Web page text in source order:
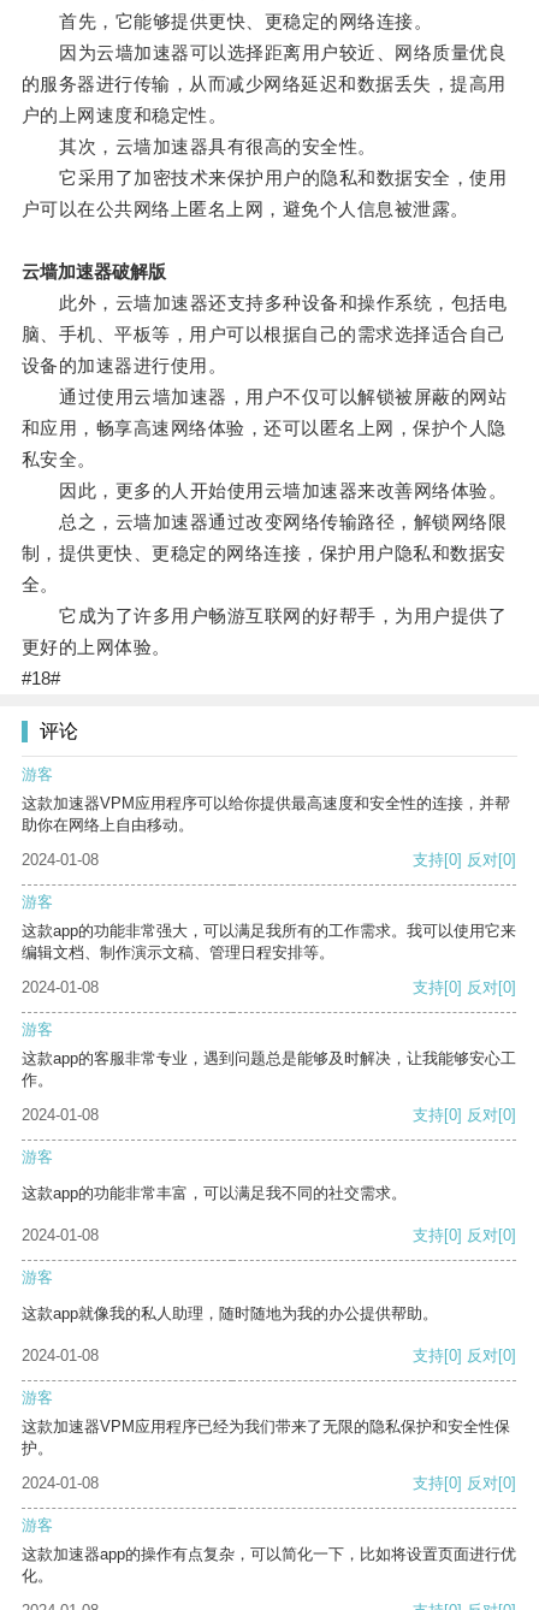
首先，它能够提供更快、更稳定的网络连接。
因为云墙加速器可以选择距离用户较近、网络质量优良
的服务器进行传输，从而减少网络延迟和数据丢失，提高用
户的上网速度和稳定性。
其次，云墙加速器具有很高的安全性。
它采用了加密技术来保护用户的隐私和数据安全，使用
户可以在公共网络上匿名上网，避免个人信息被泄露。
云墙加速器破解版
此外，云墙加速器还支持多种设备和操作系统，包括电
脑、手机、平板等，用户可以根据自己的需求选择适合自己
设备的加速器进行使用。
通过使用云墙加速器，用户不仅可以解锁被屏蔽的网站
和应用，畅享高速网络体验，还可以匿名上网，保护个人隐
私安全。
因此，更多的人开始使用云墙加速器来改善网络体验。
总之，云墙加速器通过改变网络传输路径，解锁网络限
制，提供更快、更稳定的网络连接，保护用户隐私和数据安
全。
它成为了许多用户畅游互联网的好帮手，为用户提供了
更好的上网体验。
#18#
评论
游客
这款加速器VPM应用程序可以给你提供最高速度和安全性的连接，并帮
助你在网络上自由移动。
2024-01-08
支持[0] 反对[0]
游客
这款app的功能非常强大，可以满足我所有的工作需求。我可以使用它来
编辑文档、制作演示文稿、管理日程安排等。
2024-01-08
支持[0] 反对[0]
游客
这款app的客服非常专业，遇到问题总是能够及时解决，让我能够安心工
作。
2024-01-08
支持[0] 反对[0]
游客
这款app的功能非常丰富，可以满足我不同的社交需求。
2024-01-08 支持[0] 反对[0]
游客
这款app就像我的私人助理，随时随地为我的办公提供帮助。
2024-01-08 支持[0] 反对[0]
游客
这款加速器VPM应用程序已经为我们带来了无限的隐私保护和安全性保
护。
2024-01-08
支持[0] 反对[0]
游客
这款加速器app的操作有点复杂，可以简化一下，比如将设置页面进行优
化。